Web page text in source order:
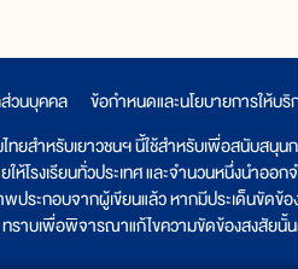
วนบุคคล
ข้อกำหนดและนโยบายการให้บริ
ยสำหรับเยาวชนฯ นี้ใช้สำหรับเพื่อสนับสนุ
ให้โรงเรียนทั่วประเทศ และจำนวนหนึ่งนำ
ะกอบจากผู้เขียนแล้ว หากมีประเด็นขัดข้อง
ราบเพื่อพิจารณาแก้ไขความขัดข้องสงสัยนั้